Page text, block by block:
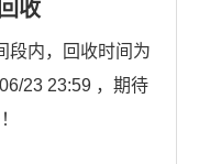
收
段内，回收时间为
23 23:59 ，期待